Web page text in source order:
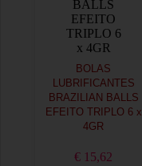
BOLAS
LUBRIFICANTES
BRAZILIAN BALLS
EFEITO TRIPLO 6 x
4GR
€ 15,62